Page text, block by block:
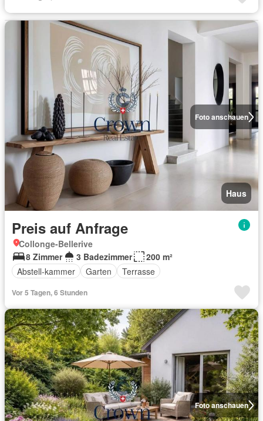
Foto anschauen
Haus
Preis auf Anfrage
Collonge-Bellerive
8 Zimmer
3 Badezimmer
200 m²
Abstell-kammer
Garten Terrasse
Vor 5 Tagen, 6 Stunden
Foto anschauen